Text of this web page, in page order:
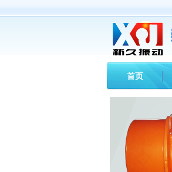
首页